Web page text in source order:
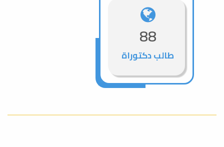
88
طالب دكتوراة